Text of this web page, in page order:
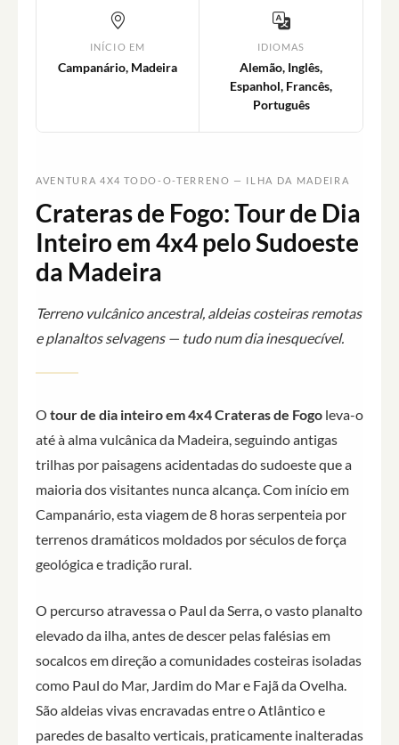
INÍCIO EM
Campanário, Madeira
IDIOMAS
Alemão, Inglês,
Espanhol, Francês,
Português
AVENTURA 4X4 TODO-O-TERRENO — ILHA DA MADEIRA
Crateras de Fogo: Tour de Dia
Inteiro em 4x4 pelo Sudoeste
da Madeira
Terreno vulcânico ancestral, aldeias costeiras remotas
e planaltos selvagens — tudo num dia inesquecível.
O tour de dia inteiro em 4x4 Crateras de Fogo leva-o
até à alma vulcânica da Madeira, seguindo antigas
trilhas por paisagens acidentadas do sudoeste que a
maioria dos visitantes nunca alcança. Com início em
Campanário, esta viagem de 8 horas serpenteia por
terrenos dramáticos moldados por séculos de força
geológica e tradição rural.
O percurso atravessa o Paul da Serra, o vasto planalto
elevado da ilha, antes de descer pelas falésias em
socalcos em direção a comunidades costeiras isoladas
como Paul do Mar, Jardim do Mar e Fajã da Ovelha.
São aldeias vivas encravadas entre o Atlântico e
paredes de basalto verticais, praticamente inalteradas